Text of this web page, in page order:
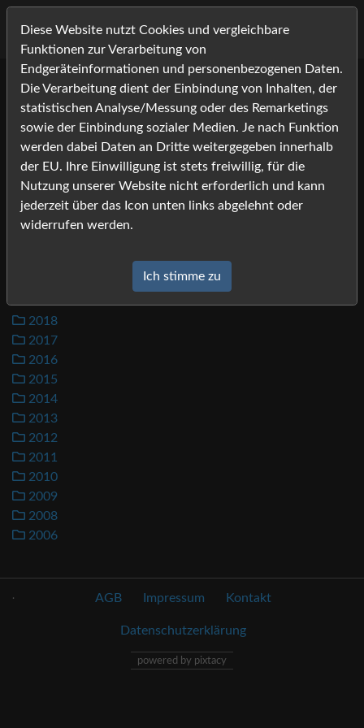
Bilder
2026
2025
2024
2023
2018
2017
2016
2015
2014
2013
2012
2011
2010
2009
2008
2006
Diese Website nutzt Cookies und vergleichbare
Funktionen zur Verarbeitung von
Endgeräteinformationen und personenbezogenen Daten.
Die Verarbeitung dient der Einbindung von Inhalten, der
statistischen Analyse/Messung oder des Remarketings
sowie der Einbindung sozialer Medien. Je nach Funktion
werden dabei Daten an Dritte weitergegeben innerhalb
der EU. Ihre Einwilligung ist stets freiwillig, für die
Nutzung unserer Website nicht erforderlich und kann
jederzeit über das Icon unten links abgelehnt oder
widerrufen werden.
Ich stimme zu
. AGB Impressum Kontakt
Datenschutzerklärung
powered by pixtacy